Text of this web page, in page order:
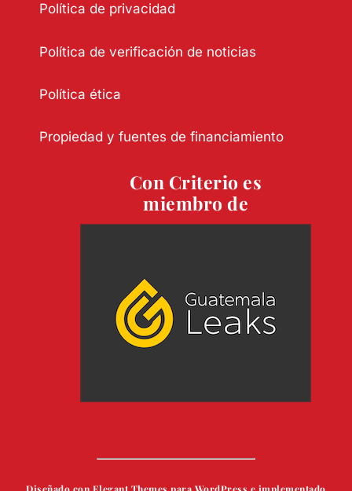
Política de privacidad
Política de verificación de noticias
Política ética
Propiedad y fuentes de financiamiento
Con Criterio es
miembro de